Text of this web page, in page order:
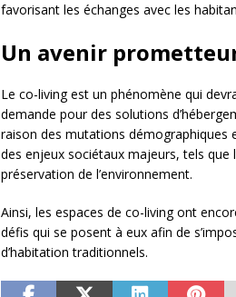
favorisant les échanges avec les
Un avenir
Le co-living est un phénomène qui
demande pour des solutions
raison des mutations démographiques
des enjeux sociétaux majeurs, tels que
préservation de l’environnement.
Ainsi, les espaces de co-living ont
défis qui se posent à eux afin de
d’habitation traditionnels.